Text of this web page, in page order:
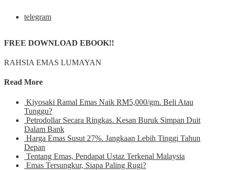
telegram
FREE DOWNLOAD EBOOK!!
RAHSIA EMAS LUMAYAN
Read More
Kiyosaki Ramal Emas Naik RM5,000/gm. Beli Atau
Tunggu?
Petrodollar Secara Ringkas. Kesan Buruk Simpan Duit
Dalam Bank
Harga Emas Susut 27%. Jangkaan Lebih Tinggi Tahun
Depan
Tentang Emas, Pendapat Ustaz Terkenal Malaysia
Emas Tersungkur, Siapa Paling Rugi?